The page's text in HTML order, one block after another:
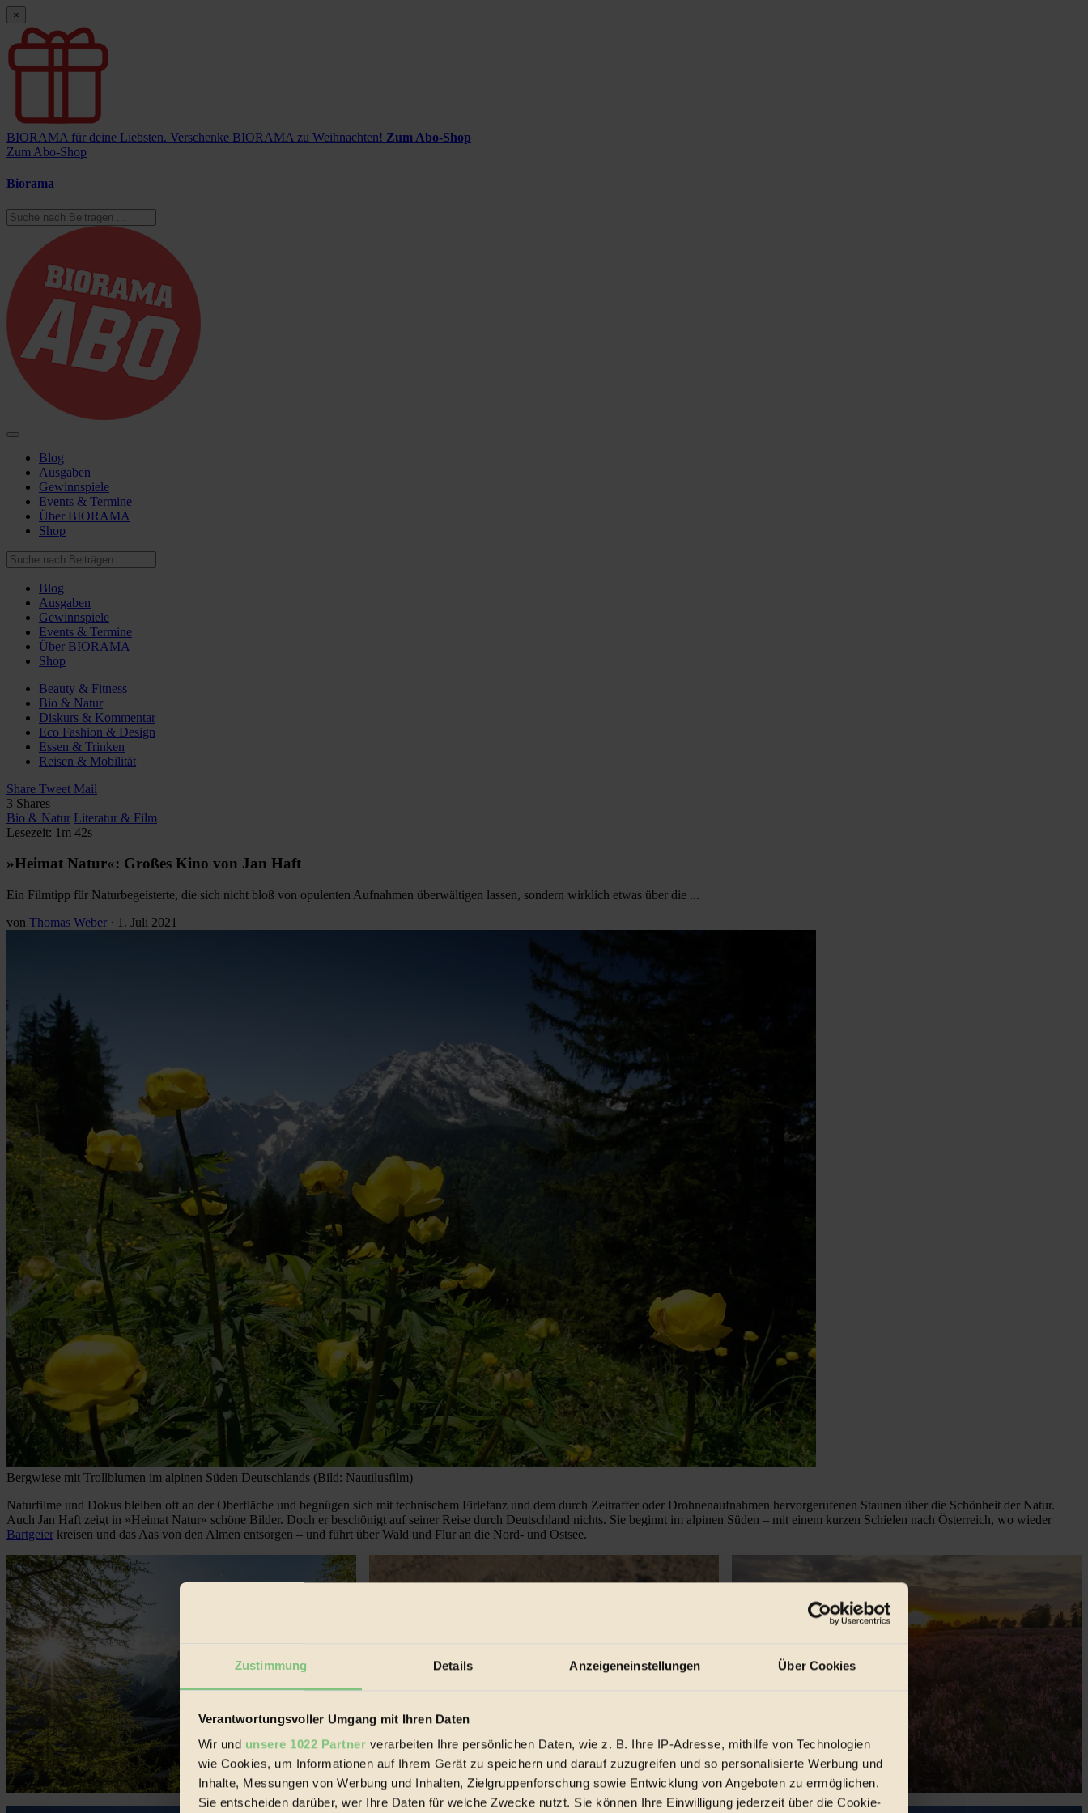
Zustimmung Details Anzeigeneinstellungen Über Cookies
Verantwortungsvoller Umgang mit Ihren Daten
Wir und unsere 1022 Partner verarbeiten Ihre persönlichen Daten, wie z. B. Ihre IP-Adresse, mithilfe von Technologien
wie Cookies, um Informationen auf Ihrem Gerät zu speichern und darauf zuzugreifen und so personalisierte Werbung und
Inhalte, Messungen von Werbung und Inhalten, Zielgruppenforschung sowie Entwicklung von Angeboten zu ermöglichen.
Sie entscheiden darüber, wer Ihre Daten für welche Zwecke nutzt. Sie können Ihre Einwilligung jederzeit über die Cookie-
×
BIORAMA für deine Liebsten. Verschenke BIORAMA zu Weihnachten! Zum Abo-Shop
Zum Abo-Shop
Biorama
Blog
Ausgaben
Gewinnspiele
Events & Termine
Über BIORAMA
Shop
Blog
Ausgaben
Gewinnspiele
Events & Termine
Über BIORAMA
Shop
Beauty & Fitness
Bio & Natur
Diskurs & Kommentar
Eco Fashion & Design
Essen & Trinken
Reisen & Mobilität
Share Tweet Mail
3 Shares
Bio & Natur Literatur & Film
Lesezeit: 1m 42s
»Heimat Natur«: Großes Kino von Jan Haft
Ein Filmtipp für Naturbegeisterte, die sich nicht bloß von opulenten Aufnahmen überwältigen lassen, sondern wirklich etwas über die ...
von Thomas Weber · 1. Juli 2021
Bergwiese mit Trollblumen im alpinen Süden Deutschlands (Bild: Nautilusfilm)
Naturfilme und Dokus bleiben oft an der Oberfläche und begnügen sich mit technischem Firlefanz und dem durch Zeitraffer oder Drohnenaufnahmen hervorgerufenen Staunen über die Schönheit der Natur.
Auch Jan Haft zeigt in »Heimat Natur« schöne Bilder. Doch er beschönigt auf seiner Reise durch Deutschland nichts. Sie beginnt im alpinen Süden – mit einem kurzen Schielen nach Österreich, wo wieder
Bartgeier kreisen und das Aas von den Almen entsorgen – und führt über Wald und Flur an die Nord- und Ostsee.